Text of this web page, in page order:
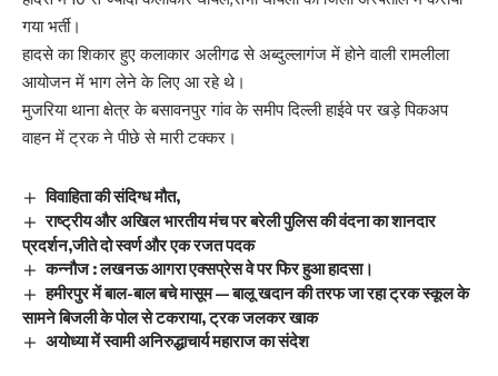
गया भर्ती।
हादसे का शिकार हुए कलाकार अलीगढ से अब्दुल्लागंज में होने वाली रामलीला
आयोजन में भाग लेने के लिए आ रहे थे।
मुजरिया थाना क्षेत्र के बसावनपुर गांव के समीप दिल्ली हाईवे पर खड़े पिकअप
वाहन में ट्रक ने पीछे से मारी टक्कर।
विवाहिता की संदिग्ध मौत,
राष्ट्रीय और अखिल भारतीय मंच पर बरेली पुलिस की वंदना का शानदार
प्रदर्शन,जीते दो स्वर्ण और एक रजत पदक
कन्नौज : लखनऊ आगरा एक्सप्रेस वे पर फिर हुआ हादसा।
हमीरपुर में बाल-बाल बचे मासूम — बालू खदान की तरफ जा रहा ट्रक स्कूल के
सामने बिजली के पोल से टकराया, ट्रक जलकर खाक
अयोध्या में स्वामी अनिरुद्धाचार्य महाराज का संदेश